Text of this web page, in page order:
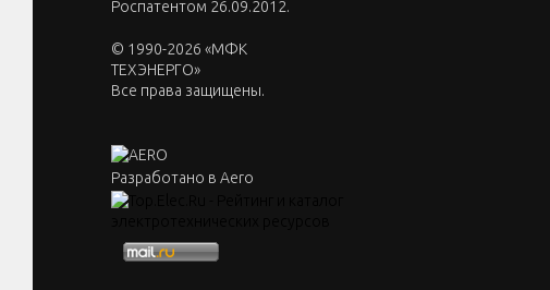
Роспатентом 26.09.2012.
© 1990-2026 «МФК
ТЕХЭНЕРГО»
Все права защищены.
Разработано в Aero